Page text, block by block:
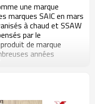
une marque
marques SAIC en mars
à chaud et SSAW
par le
de marque
années
le groupe
les 500 premiers
Youfa s'est classé
chinoises, 200e